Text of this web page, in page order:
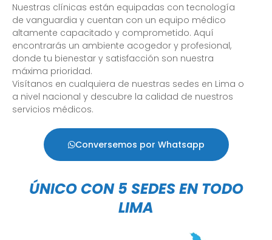
Nuestras clínicas están equipadas con tecnología
de vanguardia y cuentan con un equipo médico
altamente capacitado y comprometido. Aquí
encontrarás un ambiente acogedor y profesional,
donde tu bienestar y satisfacción son nuestra
máxima prioridad.
Visítanos en cualquiera de nuestras sedes en Lima o
a nivel nacional y descubre la calidad de nuestros
servicios médicos.
Conversemos por Whatsapp
ÚNICO CON 5 SEDES EN TODO
LIMA